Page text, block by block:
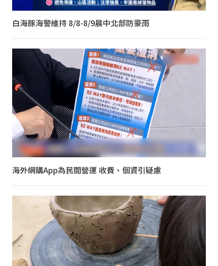
白海豚海警維持 8/8-8/9晨中北部防豪雨
海外網購App為民間營運 收費、個資引疑慮